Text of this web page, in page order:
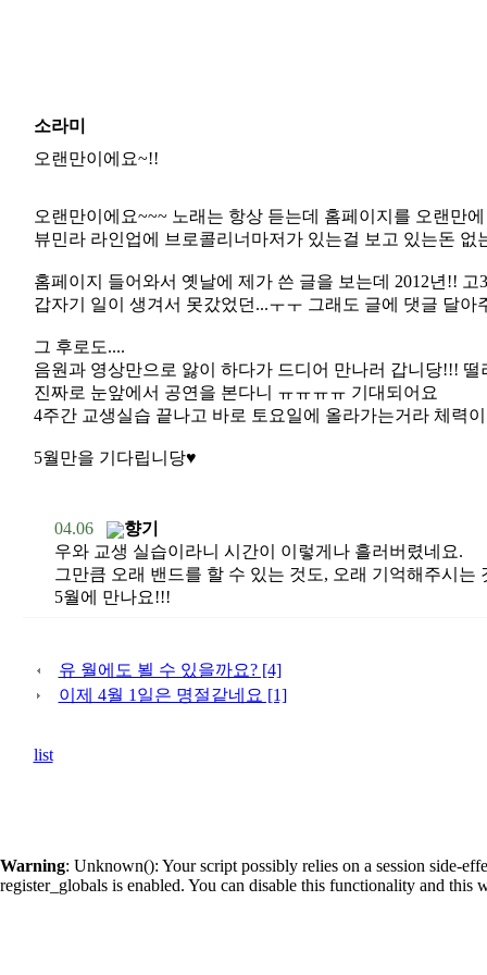
소라미
오랜만이에요~!!
오랜만이에요~~~ 노래는 항상 듣는데 홈페이지를 오랜만
뷰민라 라인업에 브로콜리너마저가 있는걸 보고 있는돈
홈페이지 들어와서 옛날에 제가 쓴 글을 보는데 2012년!!
갑자기 일이 생겨서 못갔었던...ㅜㅜ 그래도 글에 댓글 달아
그 후로도....
음원과 영상만으로 앓이 하다가 드디어 만나러 갑니당!!!
진짜로 눈앞에서 공연을 본다니 ㅠㅠㅠㅠ 기대되어요
4주간 교생실습 끝나고 바로 토요일에 올라가는거라 체력
5월만을 기다립니당♥
04.06
향기
우와 교생 실습이라니 시간이 이렇게나 흘러버렸네요.
그만큼 오래 밴드를 할 수 있는 것도, 오래 기억해주시는
5월에 만나요!!!
유 월에도 뵐 수 있을까요? [4]
이제 4월 1일은 명절같네요 [1]
list
Warning: Unknown(): Your script possibly relies on a session side-
register_globals is enabled. You can disable this functionality and